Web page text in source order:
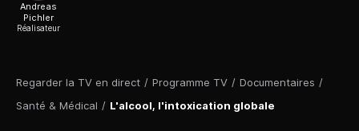
Regarder la TV en direct / Programme TV / Documentaires /
Santé & Médical / L'alcool, l'intoxication globale
Andreas
Pichler
Réalisateur